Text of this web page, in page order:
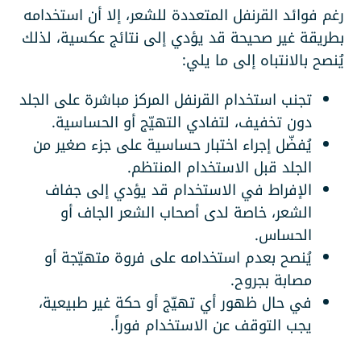
رغم فوائد القرنفل المتعددة للشعر، إلا أن استخدامه
بطريقة غير صحيحة قد يؤدي إلى نتائج عكسية، لذلك
يُنصح بالانتباه إلى ما يلي:
تجنب استخدام القرنفل المركز مباشرة على الجلد
دون تخفيف، لتفادي التهيّج أو الحساسية.
يُفضّل إجراء اختبار حساسية على جزء صغير من
الجلد قبل الاستخدام المنتظم.
الإفراط في الاستخدام قد يؤدي إلى جفاف
الشعر، خاصة لدى أصحاب الشعر الجاف أو
الحساس.
يُنصح بعدم استخدامه على فروة متهيّجة أو
مصابة بجروح.
في حال ظهور أي تهيّج أو حكة غير طبيعية،
يجب التوقف عن الاستخدام فوراً.